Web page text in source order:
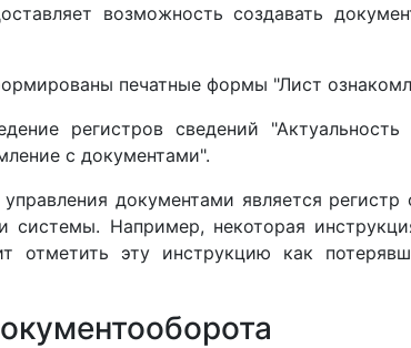
возможность создавать
печатные формы "Лист
регистров сведений
с документами".
документами является
системы. Например, некоторая
отметить эту инструкцию как